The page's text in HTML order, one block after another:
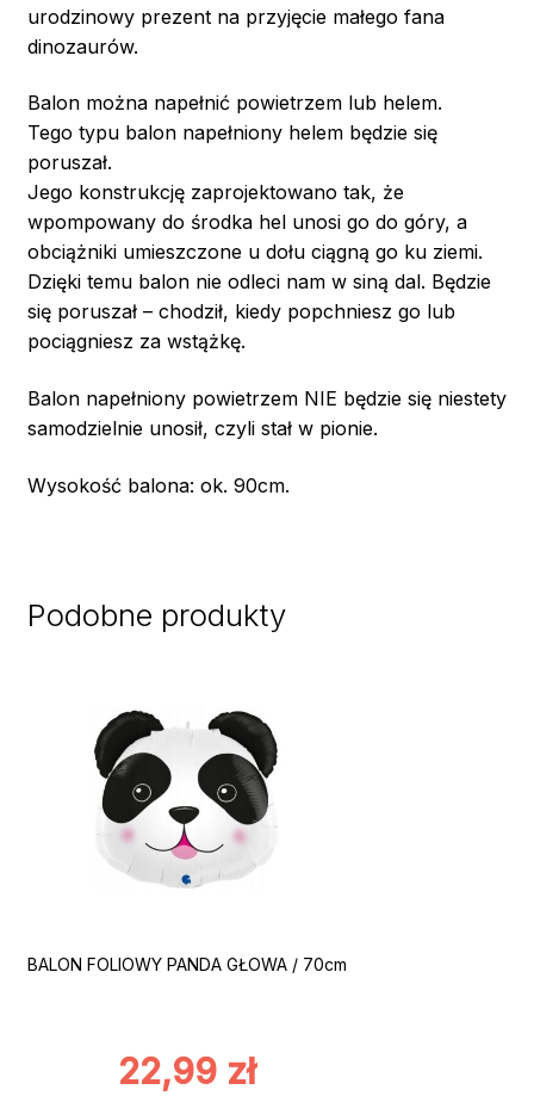
urodzinowy prezent na przyjęcie małego fana
dinozaurów.
Balon można napełnić powietrzem lub helem.
Tego typu balon napełniony helem będzie się
poruszał.
Jego konstrukcję zaprojektowano tak, że
wpompowany do środka hel unosi go do góry, a
obciążniki umieszczone u dołu ciągną go ku ziemi.
Dzięki temu balon nie odleci nam w siną dal. Będzie
się poruszał – chodził, kiedy popchniesz go lub
pociągniesz za wstążkę.
Balon napełniony powietrzem NIE będzie się niestety
samodzielnie unosił, czyli stał w pionie.
Wysokość balona: ok. 90cm.
Podobne produkty
BALON FOLIOWY PANDA GŁOWA / 70cm
22,99 zł